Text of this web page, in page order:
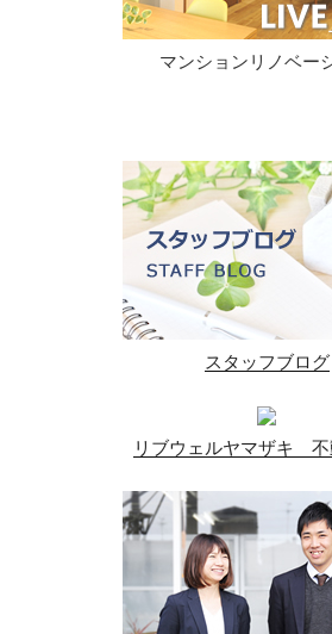
マンションリノベー
スタッフブログ
リブウェルヤマザキ 不